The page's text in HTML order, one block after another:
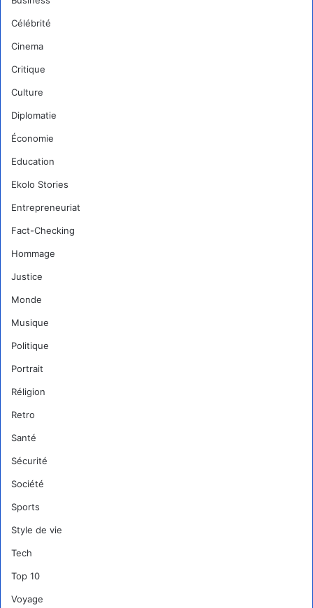
Célébrité
Cinema
Critique
Culture
Diplomatie
Économie
Education
Ekolo Stories
Entrepreneuriat
Fact-Checking
Hommage
Justice
Monde
Musique
Politique
Portrait
Réligion
Retro
Santé
Sécurité
Société
Sports
Style de vie
Tech
Top 10
Voyage